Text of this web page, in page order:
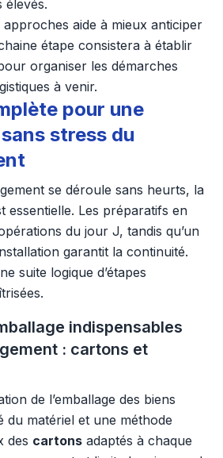
élevés.
aide à mieux anticiper
étape consistera à établir
organiser les démarches
à venir.
pour une
stress du
se déroule sans heurts, la
essentielle. Les préparatifs en
du jour J, tandis qu’un
garantit la continuité.
suite logique d’étapes
indispensables
: cartons et
de l’emballage des biens
du matériel et une méthode
des cartons adaptés à chaque